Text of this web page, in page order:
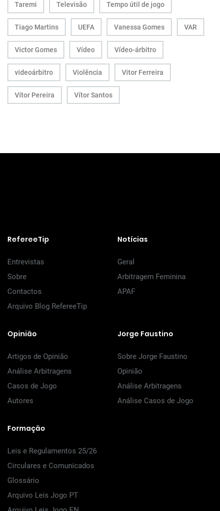
Taremi Televisão Tempo útil de jogo
Tiago Martins UEFA Vanessa Gomes VAR
Victor Gomes Vídeo Vídeo-árbitro
videoárbitro Violência Vitor Ferreira
Vítor Pereira Vítor Santos
RefereeTip
Entrevistas
Sobre
Contactos
Arquivo Blog RefereeTip
Notícias
Geral
Arbitragem Feminina
APAF
Opinião
Artigos de Opinião
Análise Arbitragens
Casos de Jogo
Autores
Jorge Faustino
Sobre Jorge Faustino
Opinião
Análise Arbitragens
Análise Casos de Jogo
Formação
Leis e Regulamentos 25/26
Circulares e Comunicados
Glossário
Arquivo Leis Jogo PT